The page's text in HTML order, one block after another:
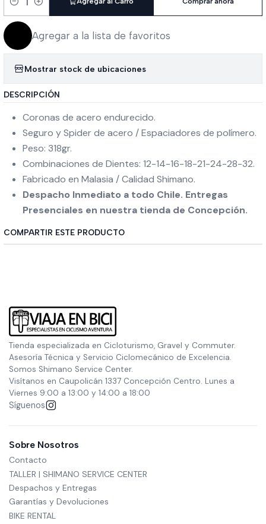
Cantidad
Agregar a la lista de favoritos
Mostrar stock de ubicaciones
DESCRIPCIÓN
Coronas de acero endurecido.
Seguro y Spider de acero / Espaciadores de polímero.
Peso: 318gr.
Combinaciones de Dientes: 12-14-16-18-21-24-28-32.
Fabricado en Malasia / Calidad Shimano.
Despacho Inmediato a todo Chile. Entregas
Presenciales en nuestra tienda de Concepción.
COMPARTIR ESTE PRODUCTO
Tienda especializada en Cicloturismo, Gravel y Commuter.
Asesoría Técnica y Servicio Ciclomecánico de Excelencia.
Somos Shimano Service Center.
Visítanos en Caupolicán 1337 Concepción Centro. Lunes a
Viernes 9:00 a 13:00 y 14:00 a 18:00
Síguenos
Sobre Nosotros
Contacto
TALLER | SHIMANO SERVICE CENTER
Despachos y Entregas
Garantías y Devoluciones
BIKE RENTAL